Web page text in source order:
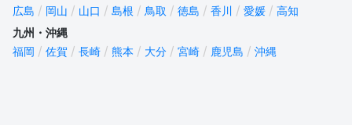
広島
岡山 山口 島根 鳥取 徳島 香川 愛媛
高知
九州・沖縄
福岡
佐賀 長崎 熊本 大分 宮崎 鹿児島 沖縄